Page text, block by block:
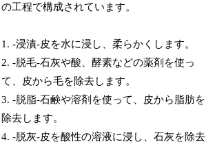
の工程で構成されています。
1. -浸漬-皮を水に浸し、柔らかくします。
2. -脱毛-石灰や酸、酵素などの薬剤を使っ
て、皮から毛を除去します。
3. -脱脂-石鹸や溶剤を使って、皮から脂肪を
除去します。
4. -脱灰-皮を酸性の溶液に浸し、石灰を除去